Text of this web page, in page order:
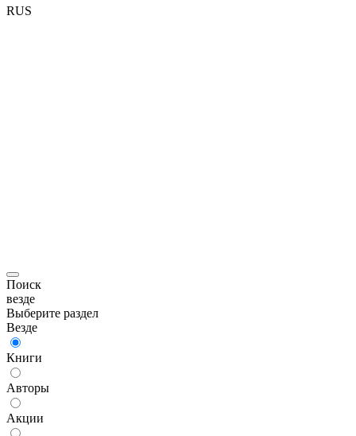
RUS
Поиск
везде
Выберите раздел
Везде
Книги
Авторы
Акции